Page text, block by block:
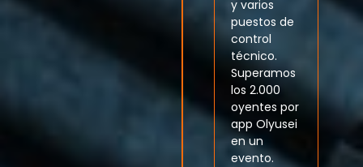
y varios
puestos de
control
técnico.
Superamos
los 2.000
oyentes por
app Olyusei
en un
evento.